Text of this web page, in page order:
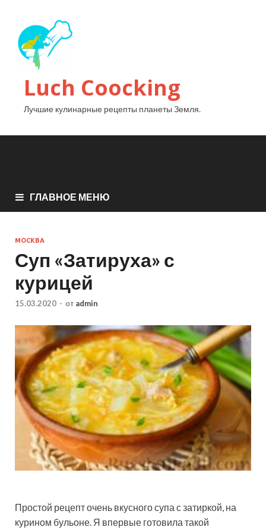
Luch Coocking
Лучшие кулинарные рецепты планеты Земля.
ГЛАВНОЕ МЕНЮ
МОСКВА
Суп «Затируха» с
курицей
15.03.2020 - от admin
Простой рецепт очень вкусного супа с затиркой, на
курином бульоне. Я впервые готовила такой